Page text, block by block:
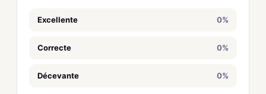
Excellente 0%
Correcte 0%
Décevante 0%